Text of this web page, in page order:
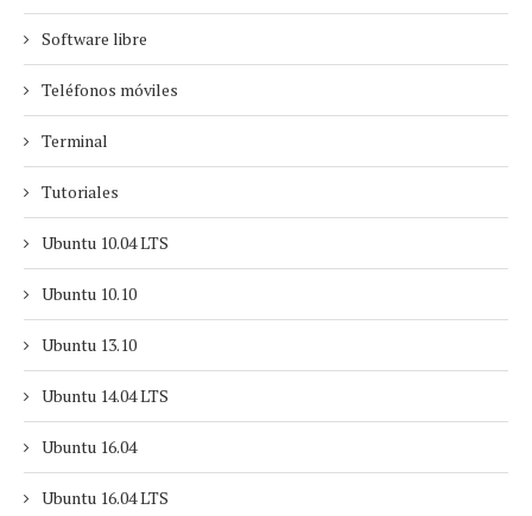
Software libre
Teléfonos móviles
Terminal
Tutoriales
Ubuntu 10.04 LTS
Ubuntu 10.10
Ubuntu 13.10
Ubuntu 14.04 LTS
Ubuntu 16.04
Ubuntu 16.04 LTS